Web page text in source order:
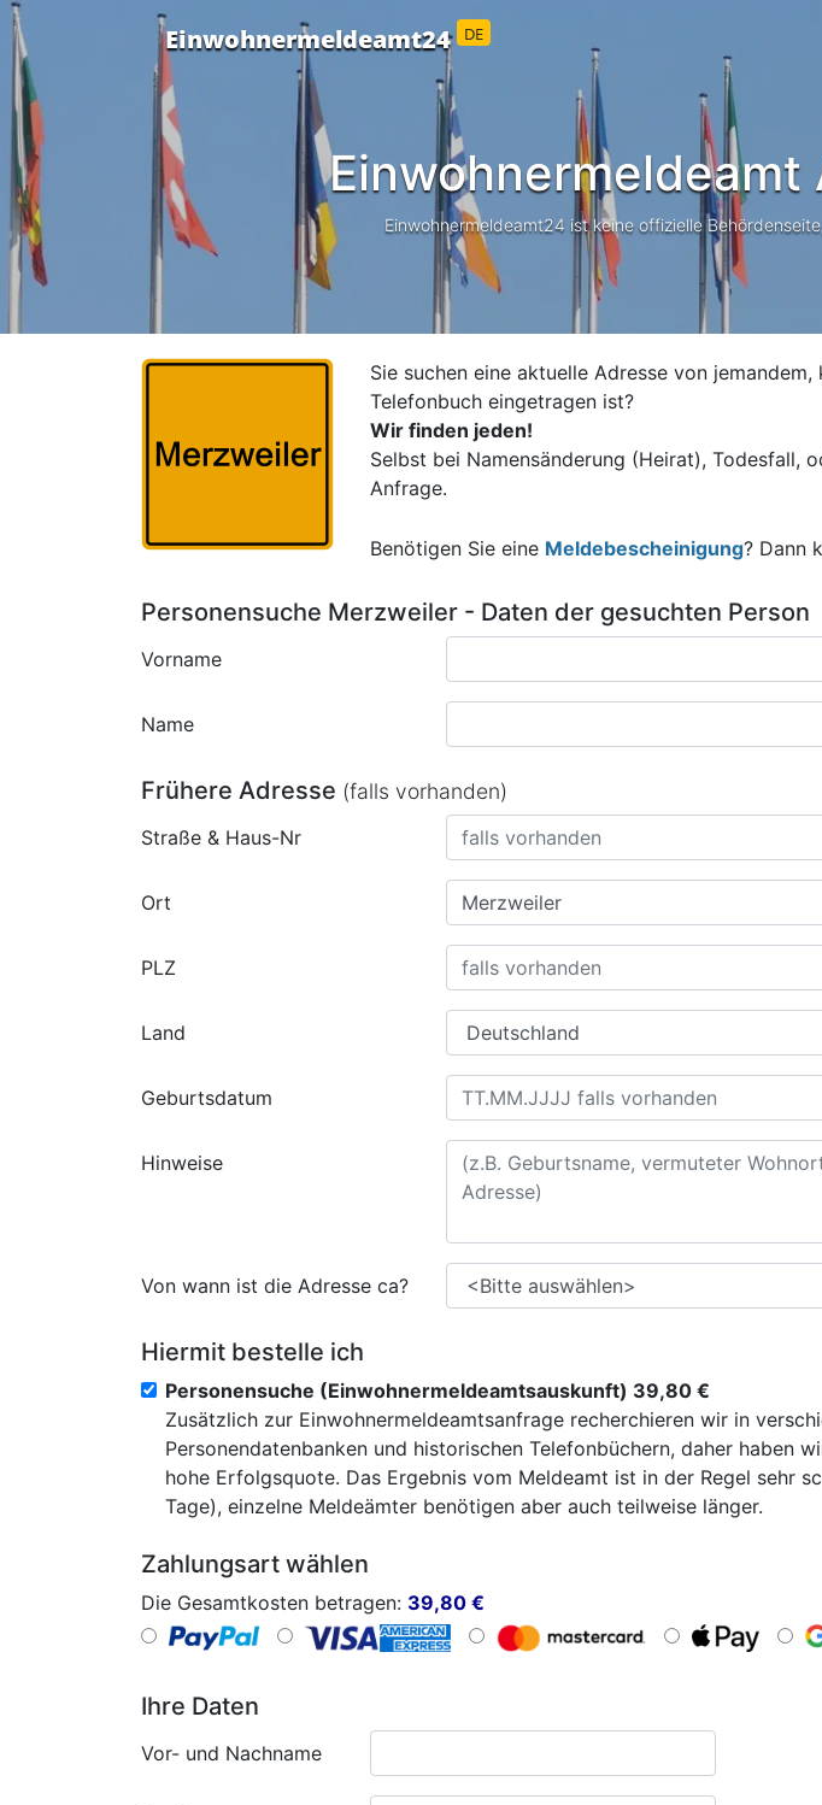
Einwohnermeldeamt24 DE
Einwohnermeldeamt
Einwohnermeldeamt24 ist keine offizielle
Sie suchen eine aktuelle Adresse von
Telefonbuch eingetragen ist?
Wir finden jeden!
Selbst bei Namensänderung (Heirat), Todesfall,
Anfrage.
Benötigen Sie eine Meldebescheinigung? Dann
Personensuche Merzweiler - Daten der gesuchten Person
Vorname
Name
Frühere Adresse (falls vorhanden)
Straße & Haus-Nr
Ort
PLZ
Land
Geburtsdatum
Hinweise
Von wann ist die Adresse ca?
Hiermit bestelle ich
Personensuche (Einwohnermeldeamtsauskunft) 39,80 €
Zusätzlich zur Einwohnermeldeamtsanfrage recherchieren wir in
Personendatenbanken und historischen Telefonbüchern, daher haben
hohe Erfolgsquote. Das Ergebnis vom Meldeamt ist in der Regel sehr
Tage), einzelne Meldeämter benötigen aber auch teilweise länger.
Zahlungsart wählen
Die Gesamtkosten betragen: 39,80 €
Ihre Daten
Vor- und Nachname